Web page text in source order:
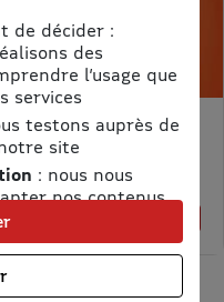
VIE AVEC NANO
de décider :
des
l’usage que
services
testons auprès de
site
: nous nous
nos contenus
avec nos
afficher des